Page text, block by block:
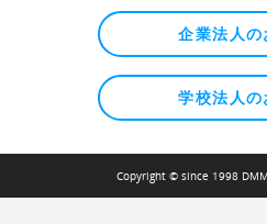
企業法人の
学校法人の
Copyright © since 1998